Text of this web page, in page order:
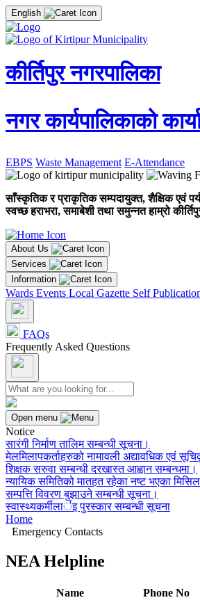
English
कीर्तिपुर नगरपालिका
नगर कार्यपालिकाको
EBPS Waste Management E-Attendance
साँस्कृतिक र प्राकृतिक सम्पदायुक्त, शैक्षिक एवं
स्वच्छ हराभरा, समाबेशी तथा समुन्नत हाम्रो
About Us
Services
Information
Wards Events Local Gazette Self
FAQs
Frequently Asked Questions
Open menu
Notice
सारंगी निर्माण तालिम सम्बन्धी सूचना।
मेलमिलापकर्ताहरुको नामावली अद्यावधिक एवं
शिक्षक सरुवा सम्बन्धी दरखास्त आह्वान सम्बन्धमा।
न्यायिक समितिको मातहत रहेका नष्ट भएका
सम्पत्ति विवरण बुझाउने सम्बन्धी सूचना।
स्वास्थ्यकर्मीलार्इ पुरस्कार सम्बन्धी सूचना
Home
Emergency Contacts
NEA Helpline
Name Phone No